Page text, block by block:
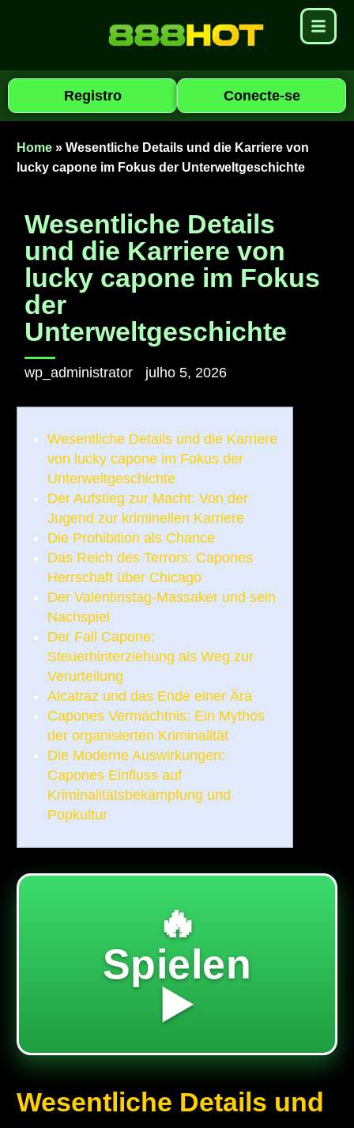
Registro Conecte-se
Home » Wesentliche Details und die Karriere von
lucky capone im Fokus der Unterweltgeschichte
Wesentliche Details
und die Karriere von
lucky capone im Fokus
der
Unterweltgeschichte
wp_administrator julho 5, 2026
Wesentliche Details und die Karriere
von lucky capone im Fokus der
Unterweltgeschichte
Der Aufstieg zur Macht: Von der
Jugend zur kriminellen Karriere
Die Prohibition als Chance
Das Reich des Terrors: Capones
Herrschaft über Chicago
Der Valentinstag-Massaker und sein
Nachspiel
Der Fall Capone:
Steuerhinterziehung als Weg zur
Verurteilung
Alcatraz und das Ende einer Ära
Capones Vermächtnis: Ein Mythos
der organisierten Kriminalität
Die Moderne Auswirkungen:
Capones Einfluss auf
Kriminalitätsbekämpfung und
Popkultur
🔥
Spielen
▶️
Wesentliche Details und